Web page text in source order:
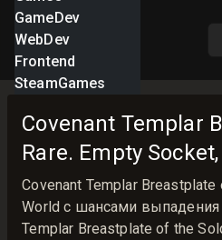
GameDev
WebDev
Frontend
SteamGames
Covenant Templar
Rare. Empty
Covenant Templar
World с шансами выпадения
Templar Breastplate of the